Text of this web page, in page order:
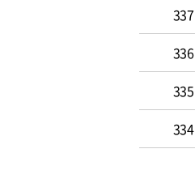
337
336
335
334